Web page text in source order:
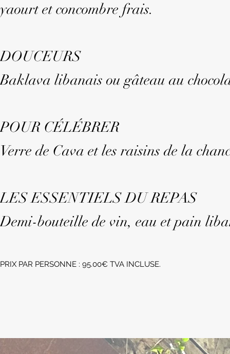
yaourt et concombre frais.
DOUCEURS
Baklava libanais ou gâteau au
POUR CÉLÉBRER
Verre de Cava et les raisins de la
LES ESSENTIELS DU REPAS
Demi-bouteille de vin, eau et pain
PRIX PAR PERSONNE : 95.00€ TVA INCLUSE.